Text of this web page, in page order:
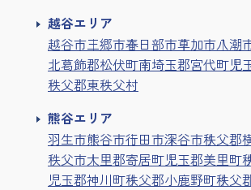
越谷エリア
越谷市三郷市春日部市草加市八潮
北葛飾郡松伏町南埼玉郡宮代町児
秩父郡東秩父村
熊谷エリア
羽生市熊谷市行田市深谷市秩父郡
秩父市大里郡寄居町児玉郡美里町
児玉郡神川町秩父郡小鹿野町秩父